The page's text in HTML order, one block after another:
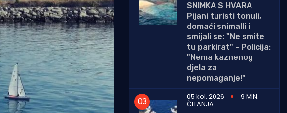
SNIMKA S HVARA
Pijani turisti tonuli,
domaći snimalli i
smijali se: "Ne smite
tu parkirat" - Policija:
"Nema kaznenog
djela za
nepomaganje!"
05 kol. 2026
9 MIN.
ČITANJA